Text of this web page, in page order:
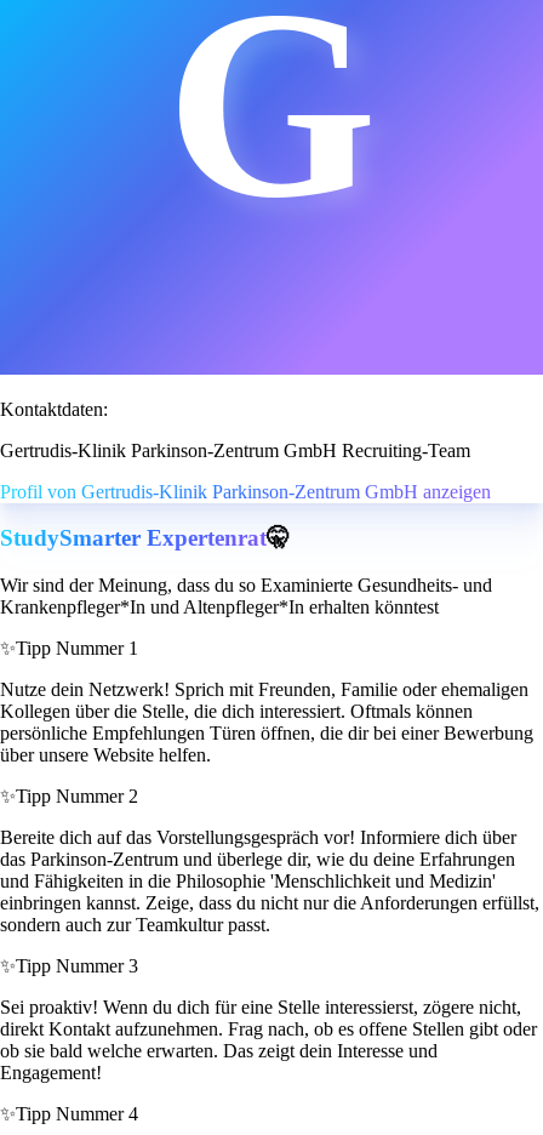
G
Kontaktdaten:
Gertrudis-Klinik Parkinson-Zentrum GmbH Recruiting-Team
Profil von Gertrudis-Klinik Parkinson-Zentrum GmbH anzeigen
StudySmarter Expertenrat🤫
Wir sind der Meinung, dass du so Examinierte Gesundheits- und
Krankenpfleger*In und Altenpfleger*In erhalten könntest
✨Tipp Nummer 1
Nutze dein Netzwerk! Sprich mit Freunden, Familie oder ehemaligen
Kollegen über die Stelle, die dich interessiert. Oftmals können
persönliche Empfehlungen Türen öffnen, die dir bei einer Bewerbung
über unsere Website helfen.
✨Tipp Nummer 2
Bereite dich auf das Vorstellungsgespräch vor! Informiere dich über
das Parkinson-Zentrum und überlege dir, wie du deine Erfahrungen
und Fähigkeiten in die Philosophie 'Menschlichkeit und Medizin'
einbringen kannst. Zeige, dass du nicht nur die Anforderungen erfüllst,
sondern auch zur Teamkultur passt.
✨Tipp Nummer 3
Sei proaktiv! Wenn du dich für eine Stelle interessierst, zögere nicht,
direkt Kontakt aufzunehmen. Frag nach, ob es offene Stellen gibt oder
ob sie bald welche erwarten. Das zeigt dein Interesse und
Engagement!
✨Tipp Nummer 4